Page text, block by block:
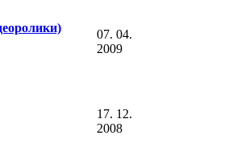
07. 04.
2009
17. 12.
2008